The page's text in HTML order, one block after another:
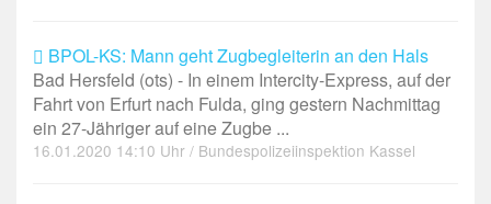
BPOL-KS: Mann geht Zugbegleiterin an den Hals
Bad Hersfeld (ots) - In einem Intercity-Express, auf der
Fahrt von Erfurt nach Fulda, ging gestern Nachmittag
ein 27-Jähriger auf eine Zugbe ...
16.01.2020 14:10 Uhr / Bundespolizeiinspektion Kassel